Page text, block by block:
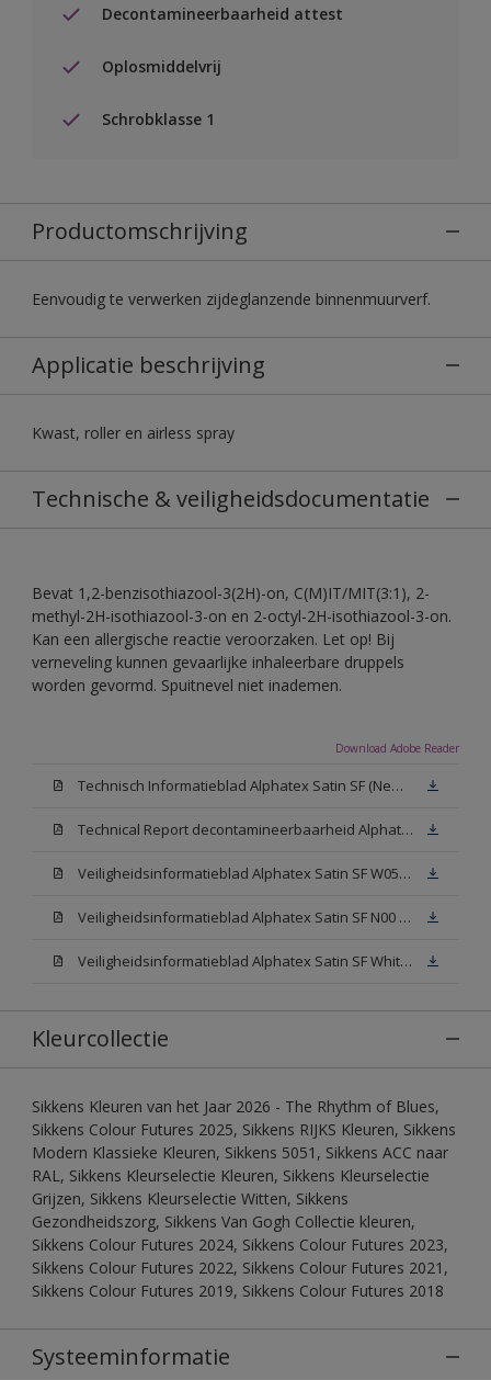
Decontamineerbaarheid attest
Oplosmiddelvrij
Schrobklasse 1
Productomschrijving
Eenvoudig te verwerken zijdeglanzende binnenmuurverf.
Applicatie beschrijving
Kwast, roller en airless spray
Technische & veiligheidsdocumentatie
Bevat 1,2-benzisothiazool-3(2H)-on, C(M)IT/MIT(3:1), 2-
methyl-2H-isothiazool-3-on en 2-octyl-2H-isothiazool-3-on.
Kan een allergische reactie veroorzaken. Let op! Bij
verneveling kunnen gevaarlijke inhaleerbare druppels
worden gevormd. Spuitnevel niet inademen.
Download Adobe Reader
Technisch Informatieblad Alphatex Satin SF (New Livery) (PDF)
Technical Report decontamineerbaarheid Alphatex Satin SF
Veiligheidsinformatieblad Alphatex Satin SF W05 (MSDS)
Veiligheidsinformatieblad Alphatex Satin SF N00 (MSDS)
Veiligheidsinformatieblad Alphatex Satin SF White (MSDS)
Kleurcollectie
Sikkens Kleuren van het Jaar 2026 - The Rhythm of Blues,
Sikkens Colour Futures 2025, Sikkens RIJKS Kleuren, Sikkens
Modern Klassieke Kleuren, Sikkens 5051, Sikkens ACC naar
RAL, Sikkens Kleurselectie Kleuren, Sikkens Kleurselectie
Grijzen, Sikkens Kleurselectie Witten, Sikkens
Gezondheidszorg, Sikkens Van Gogh Collectie kleuren,
Sikkens Colour Futures 2024, Sikkens Colour Futures 2023,
Sikkens Colour Futures 2022, Sikkens Colour Futures 2021,
Sikkens Colour Futures 2019, Sikkens Colour Futures 2018
Systeeminformatie